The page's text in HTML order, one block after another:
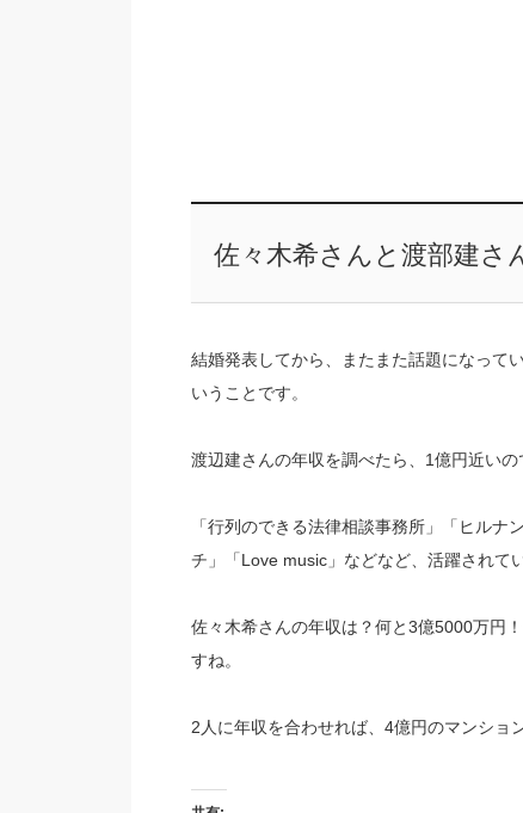
佐々木希さんと渡部建さ
結婚発表してから、またまた話題になって
いうことです。
渡辺建さんの年収を調べたら、1億円近いの
「行列のできる法律相談事務所」「ヒル
チ」「Love music」などなど、活躍されて
佐々木希さんの年収は？何と3億5000万円
すね。
2人に年収を合わせれば、4億円のマンショ